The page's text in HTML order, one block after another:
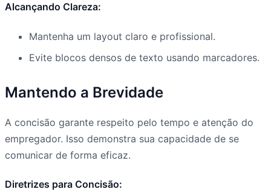
Alcançando Clareza:
Mantenha um layout claro e profissional.
Evite blocos densos de texto usando marcadores.
Mantendo a Brevidade
A concisão garante respeito pelo tempo e atenção do
empregador. Isso demonstra sua capacidade de se
comunicar de forma eficaz.
Diretrizes para Concisão: